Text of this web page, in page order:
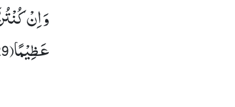
وَ اِنْ
عَظِیْمًا(29)